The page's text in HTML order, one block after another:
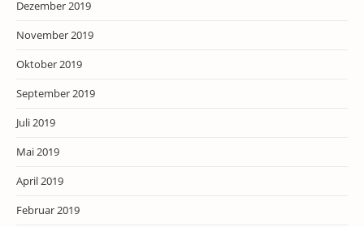
Dezember 2019
November 2019
Oktober 2019
September 2019
Juli 2019
Mai 2019
April 2019
Februar 2019